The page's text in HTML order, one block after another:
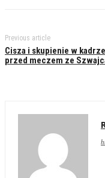
Previous article
Cisza i skupienie w
przed meczem ze